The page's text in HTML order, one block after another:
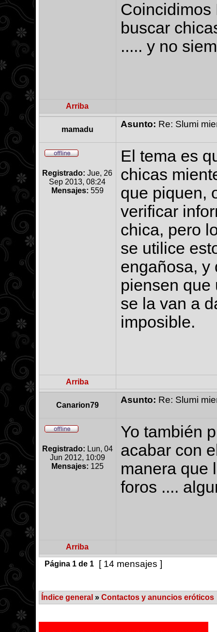
Coincidimos
buscar
..... y no
Arriba
mamadu
Asunto: Re: Slumi
Registrado: Jue, 26
Sep 2013, 08:24
Mensajes: 559
El tema es
chicas
que piquen,
verificar
chica, pero
se utilice
engañosa, y
piensen que
se la van a
imposible.
Arriba
Canarion79
Asunto: Re: Slumi
Registrado: Lun, 04
Jun 2012, 10:09
Mensajes: 125
Yo también
acabar con
manera que
foros ....
Arriba
Página 1de 1 [ 14 mensajes ]
Índice general » Contactos y anuncios eróticos